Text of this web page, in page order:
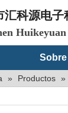
汇科源电子
» Productos »